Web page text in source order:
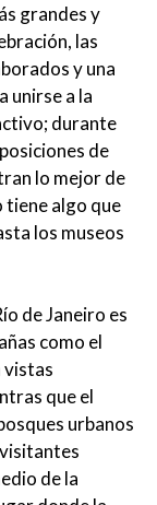
grandes y
las
y una
unirse a la
durante
de
lo mejor de
tiene algo que
los museos
de Janeiro es
como el
vistas
que el
urbanos
de la